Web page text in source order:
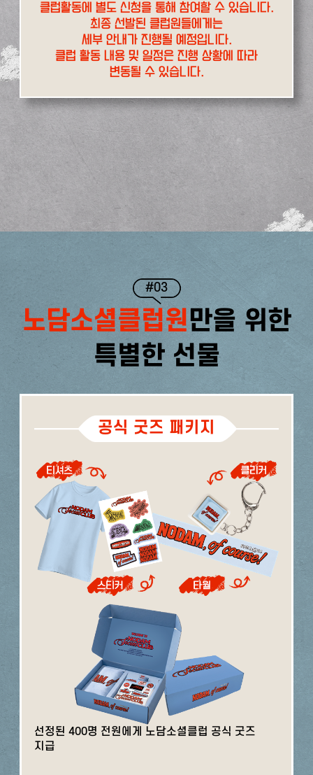
클럽활동에 별도 신청을 통해 참여할 수 있습니다.
최종 선발된 클럽원들에게는
세부 안내가 진행될 예정입니다.
클럽 활동 내용 및 일정은 진행 상황에 따라
변동될 수 있습니다.
#03
노담소셜클럽원만을 위한
특별한 선물
공식 굿즈 패키지
선정된 400명 전원에게 노담소셜클럽 공식 굿즈
지급